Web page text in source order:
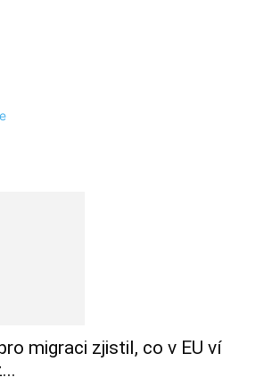
migraci zjistil, co v EU ví